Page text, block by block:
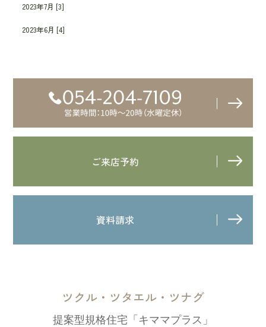
2023年7月 [3]
2023年6月 [4]
ご来店予約
資料請求
ツクル・ツタエル・ツナグ
提案型規格住宅「キママプラス」